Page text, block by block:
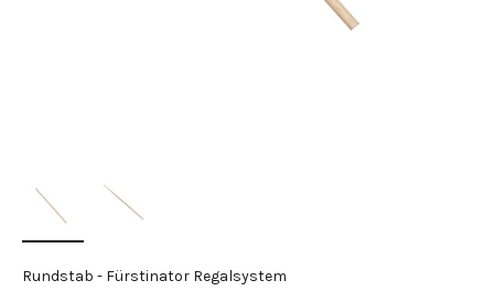
Rundstab - Fürstinator Regalsystem